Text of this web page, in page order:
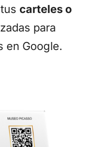
carteles o
para
en Google.